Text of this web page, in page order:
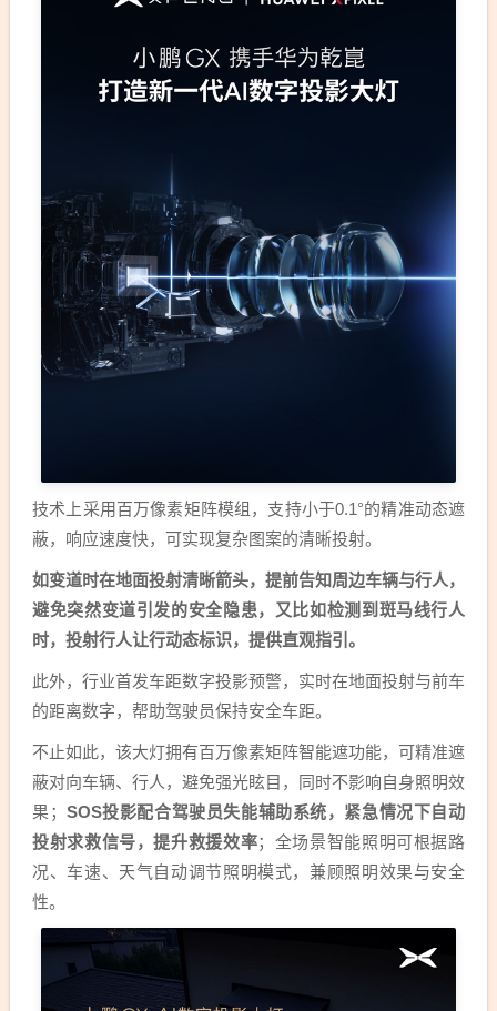
技术上采用百万像素矩阵模组，支持小于0.1°的精准动态遮
蔽，响应速度快，可实现复杂图案的清晰投射。
如变道时在地面投射清晰箭头，提前告知周边车辆与行人，
避免突然变道引发的安全隐患，又比如检测到斑马线行人
时，投射行人让行动态标识，提供直观指引。
此外，行业首发车距数字投影预警，实时在地面投射与前车
的距离数字，帮助驾驶员保持安全车距。
不止如此，该大灯拥有百万像素矩阵智能遮功能，可精准遮
蔽对向车辆、行人，避免强光眩目，同时不影响自身照明效
果； SOS投影配合驾驶员失能辅助系统，紧急情况下自动
投射求救信号，提升救援效率；全场景智能照明可根据路
况、车速、天气自动调节照明模式，兼顾照明效果与安全
性。